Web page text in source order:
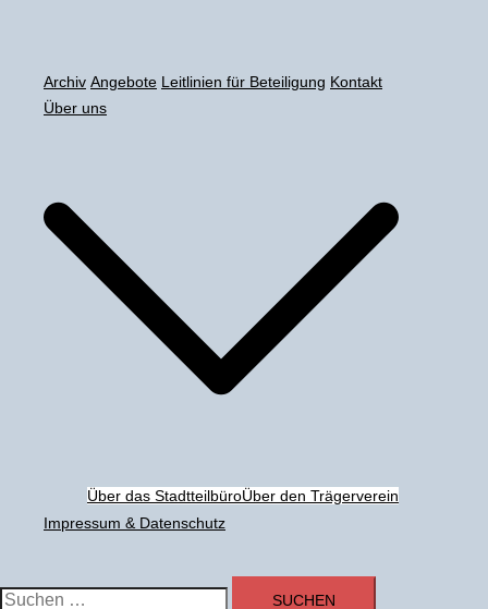
Archiv Angebote Leitlinien für Beteiligung Kontakt
Über uns
Über das StadtteilbüroÜber den Trägerverein
Impressum & Datenschutz
Suchen